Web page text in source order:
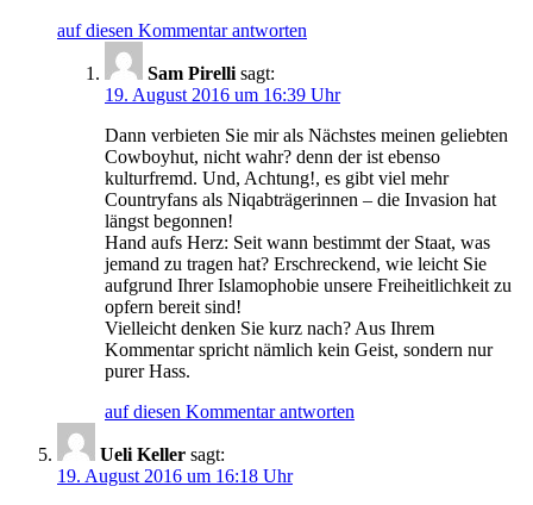
auf diesen Kommentar antworten
Sam Pirelli sagt:
19. August 2016 um 16:39 Uhr
Dann verbieten Sie mir als Nächstes meinen geliebten
Cowboyhut, nicht wahr? denn der ist ebenso
kulturfremd. Und, Achtung!, es gibt viel mehr
Countryfans als Niqabträgerinnen – die Invasion hat
längst begonnen!
Hand aufs Herz: Seit wann bestimmt der Staat, was
jemand zu tragen hat? Erschreckend, wie leicht Sie
aufgrund Ihrer Islamophobie unsere Freiheitlichkeit zu
opfern bereit sind!
Vielleicht denken Sie kurz nach? Aus Ihrem
Kommentar spricht nämlich kein Geist, sondern nur
purer Hass.
auf diesen Kommentar antworten
Ueli Keller sagt:
19. August 2016 um 16:18 Uhr